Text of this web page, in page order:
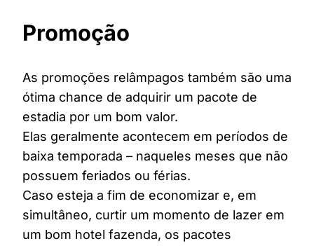
Promoção
As promoções relâmpagos também são uma
ótima chance de adquirir um pacote de
estadia por um bom valor.
Elas geralmente acontecem em períodos de
baixa temporada – naqueles meses que não
possuem feriados ou férias.
Caso esteja a fim de economizar e, em
simultâneo, curtir um momento de lazer em
um bom hotel fazenda, os pacotes